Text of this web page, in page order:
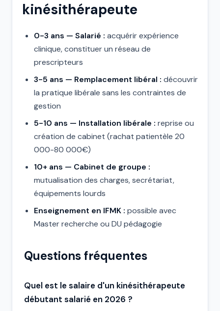
kinésithérapeute
0-3 ans — Salarié : acquérir expérience
clinique, constituer un réseau de
prescripteurs
3-5 ans — Remplacement libéral : découvrir
la pratique libérale sans les contraintes de
gestion
5-10 ans — Installation libérale : reprise ou
création de cabinet (rachat patientèle 20
000-80 000€)
10+ ans — Cabinet de groupe :
mutualisation des charges, secrétariat,
équipements lourds
Enseignement en IFMK : possible avec
Master recherche ou DU pédagogie
Questions fréquentes
Quel est le salaire d'un kinésithérapeute
débutant salarié en 2026 ?